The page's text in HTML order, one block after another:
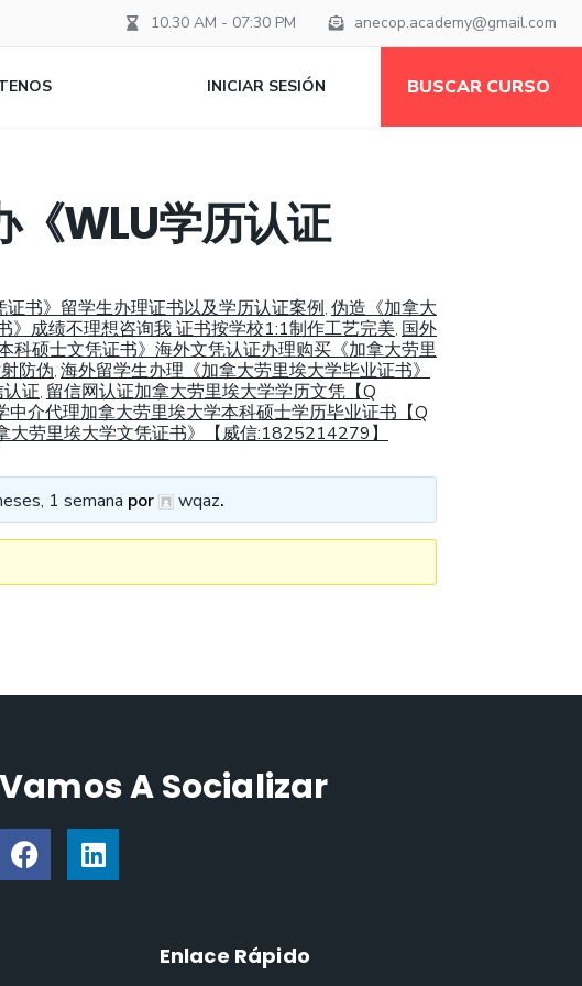
10.30 AM - 07:30 PM anecop.academy@gmail.com
INICIAR SESIÓN BUSCAR CURSO
《WLU学历认证
书》留学生办理证书以及学历认证案例, 伪造《加拿大
成绩不理想咨询我 证书按学校1:1制作工艺完美, 国外
硕士文凭证书》海外文凭认证办理购买《加拿大劳里
防伪, 海外留学生办理《加拿大劳里埃大学毕业证书》
证, 留信网认证加拿大劳里埃大学学历文凭【Q
中介代理加拿大劳里埃大学本科硕士学历毕业证书【Q
大劳里埃大学文凭证书》【威信:1825214279】
1 semana por wqaz.
Vamos A Socializar
Enlace Rápido